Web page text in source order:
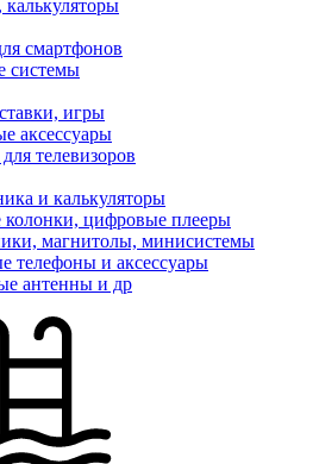
смартфонов
системы
игры
аксессуары
телевизоров
и калькуляторы
цифровые плееры
магнитолы, минисистемы
телефоны и аксессуары
антенны и др